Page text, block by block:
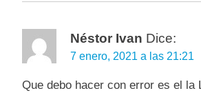
Néstor Ivan Dice:
7 enero, 2021 a las 21:21
Que debo hacer con error es el la